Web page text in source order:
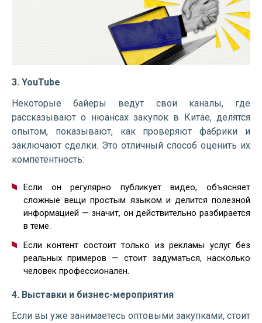
3. YouTube
Некоторые байеры ведут свои каналы, где
рассказывают о нюансах закупок в Китае, делятся
опытом, показывают, как проверяют фабрики и
заключают сделки. Это отличный способ оценить их
компетентность:
Если он регулярно публикует видео, объясняет
сложные вещи простым языком и делится полезной
информацией — значит, он действительно разбирается
в теме.
Если контент состоит только из рекламы услуг без
реальных примеров — стоит задуматься, насколько
человек профессионален.
4. Выставки и бизнес-мероприятия
Если вы уже занимаетесь оптовыми закупками, стоит